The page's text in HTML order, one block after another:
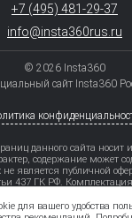
© 2026 Insta360
сайт Insta360
+7 (495) 481-29-37
info@insta360rus.ru
данного сайта носит
содержание может
не является публичной
437 ГК РФ.
для вашего удобства